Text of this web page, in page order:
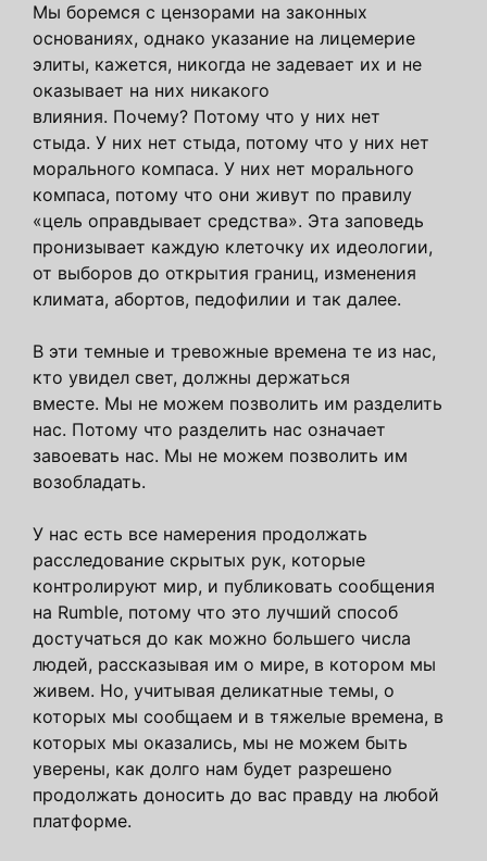
Мы боремся с цензорами на законных
основаниях, однако указание на лицемерие
элиты, кажется, никогда не задевает их и не
оказывает на них никакого
влияния. Почему? Потому что у них нет
стыда. У них нет стыда, потому что у них нет
морального компаса. У них нет морального
компаса, потому что они живут по правилу
«цель оправдывает средства». Эта заповедь
пронизывает каждую клеточку их идеологии,
от выборов до открытия границ, изменения
климата, абортов, педофилии и так далее.
В эти темные и тревожные времена те из нас,
кто увидел свет, должны держаться
вместе. Мы не можем позволить им разделить
нас. Потому что разделить нас означает
завоевать нас. Мы не можем позволить им
возобладать.
У нас есть все намерения продолжать
расследование скрытых рук, которые
контролируют мир, и публиковать сообщения
на Rumble, потому что это лучший способ
достучаться до как можно большего числа
людей, рассказывая им о мире, в котором мы
живем. Но, учитывая деликатные темы, о
которых мы сообщаем и в тяжелые времена, в
которых мы оказались, мы не можем быть
уверены, как долго нам будет разрешено
продолжать доносить до вас правду на любой
платформе.